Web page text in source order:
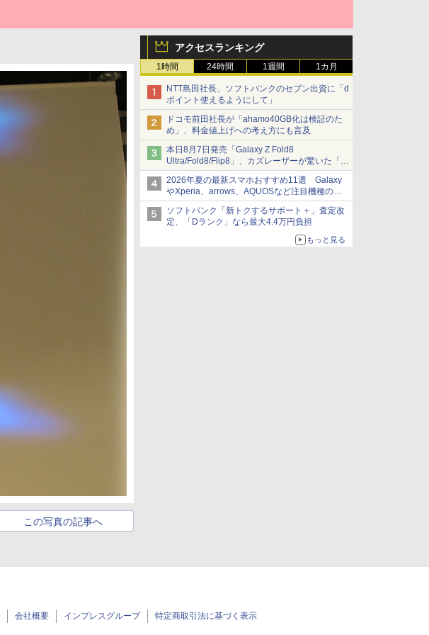
アクセスランキング
1時間 24時間 1週間 1カ月
NTT島田社長、ソフトバンクのセブン出資に「d
ポイント使えるようにして」
ドコモ前田社長が「ahamo40GB化は検証のた
め」、料金値上げへの考え方にも言及
本日8月7日発売「Galaxy Z Fold8
Ultra/Fold8/Flip8」、カズレーザーが驚いた「そ
ば屋のメニュー並みの薄さ」
2026年夏の最新スマホおすすめ11選 Galaxy
やXperia、arrows、AQUOSなど注目機種の特
徴は
ソフトバンク「新トクするサポート＋」査定改
定、「Dランク」なら最大4.4万円負担
もっと見る
この写真の記事へ
会社概要 インプレスグループ 特定商取引法に基づく表示